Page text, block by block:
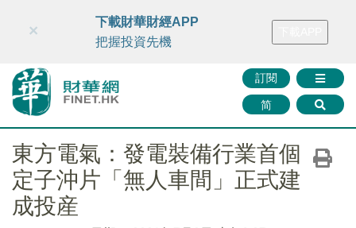
財華智庫網 FINTV FINMETA 財華證券 媒體矩陣
訂閱
简
×
下載財華財經APP
把握投資先機
東方電氣：發電裝備行業首個
定子沖片「無人車間」正式建
成投産